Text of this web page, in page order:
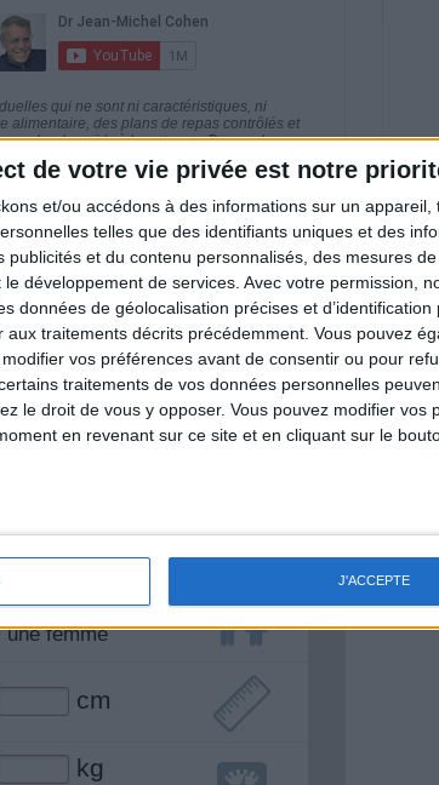
de votre vie privée est notre
et/ou accédons à des informations sur un appareil,
telles que des identifiants uniques et des
et du contenu personnalisés, des mesures
développement de services. Avec votre permission,
données de géolocalisation précises et d’identification
aux traitements décrits précédemment. Vous pouvez
vos préférences avant de consentir ou pour
traitements de vos données personnelles
le droit de vous y opposer. Vous pouvez modifier vos
en revenant sur ce site et en cliquant sur le
J'ACCEPTE
qui ne sont ni caractéristiques, ni
alimentaire, des plans de repas contrôlés et
perdre du poids à long terme. Demandez
un régime amincissant, un programme
Voir tout
Savoir Maigrir vous
sereinement de votre objectif
(env. 2 min)
un homme
une femme
cm
kg